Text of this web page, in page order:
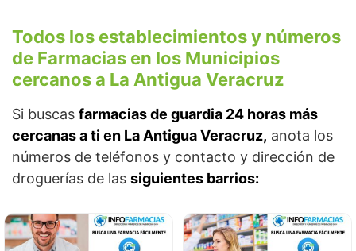
Todos los establecimientos y números
de Farmacias en los Municipios
cercanos a La Antigua Veracruz
Si buscas farmacias de guardia 24 horas más
cercanas a ti en La Antigua Veracruz, anota los
números de teléfonos y contacto y dirección de
droguerías de las siguientes barrios: